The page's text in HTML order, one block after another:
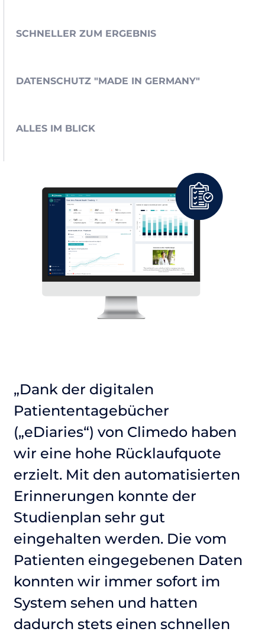
SCHNELLER ZUM ERGEBNIS
DATENSCHUTZ "MADE IN GERMANY"
ALLES IM BLICK
„Dank der digitalen
Patiententagebücher
(„eDiaries“) von Climedo haben
wir eine hohe Rücklaufquote
erzielt. Mit den automatisierten
Erinnerungen konnte der
Studienplan sehr gut
eingehalten werden. Die vom
Patienten eingegebenen Daten
konnten wir immer sofort im
System sehen und hatten
dadurch stets einen schnellen